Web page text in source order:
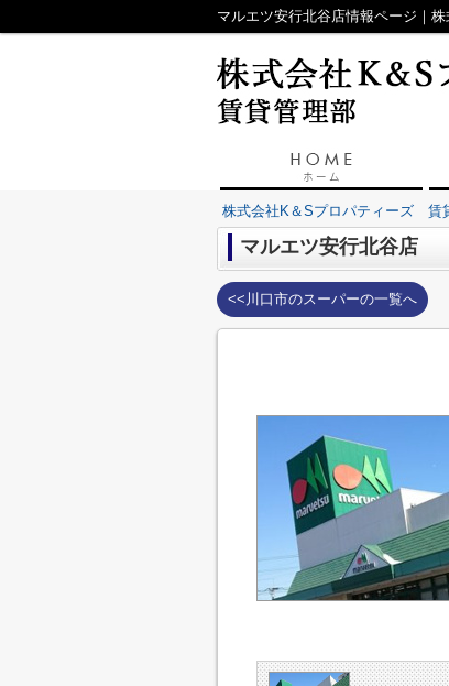
マルエツ安行北谷店情報ページ｜
株式会社K＆Sプロパティーズ 賃
マルエツ安行北谷店
<<川口市のスーパーの一覧へ